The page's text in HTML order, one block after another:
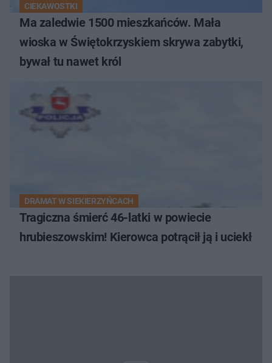
CIEKAWOSTKI
Ma zaledwie 1500 mieszkańców. Mała
wioska w Świętokrzyskiem skrywa zabytki,
bywał tu nawet król
DRAMAT W SIEKIERZYŃCACH
Tragiczna śmierć 46-latki w powiecie
hrubieszowskim! Kierowca potrącił ją i uciekł